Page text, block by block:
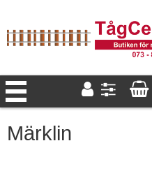
Märklin